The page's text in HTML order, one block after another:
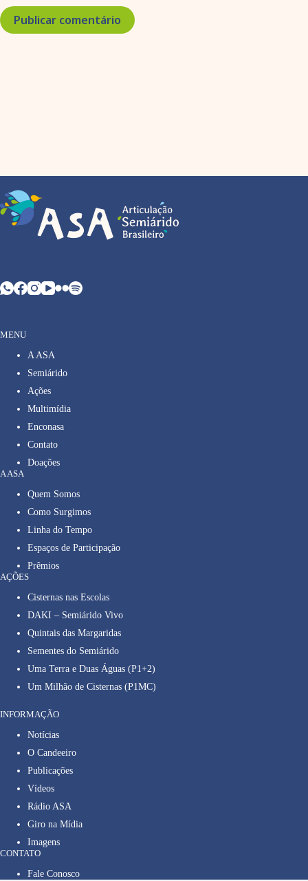
Publicar comentário
MENU
A ASA
Semiárido
Ações
Multimídia
Enconasa
Contato
Doações
A ASA
Quem Somos
Como Surgimos
Linha do Tempo
Espaços de Participação
Prêmios
AÇÕES
Cisternas nas Escolas
DAKI – Semiárido Vivo
Quintais das Margaridas
Sementes do Semiárido
Uma Terra e Duas Águas (P1+2)
Um Milhão de Cisternas (P1MC)
INFORMAÇÃO
Notícias
O Candeeiro
Publicações
Vídeos
Rádio ASA
Giro na Mídia
Imagens
CONTATO
Fale Conosco